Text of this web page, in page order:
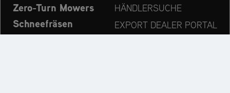
Zero-Turn Mowers
Schneefräsen
HÄNDLERSUCHE
EXPORT DEALER PORTAL